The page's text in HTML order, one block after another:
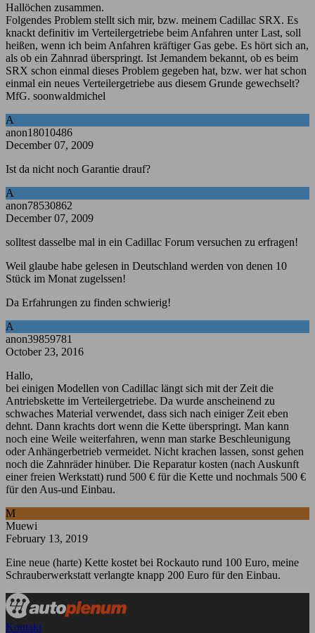
Hallöchen zusammen.
Folgendes Problem stellt sich mir, bzw. meinem Cadillac SRX. Es
knackt definitiv im Verteilergetriebe beim Anfahren unter Last, soll
heißen, wenn ich beim Anfahren kräftiger Gas gebe. Es hört sich an,
als ob ein Zahnrad überspringt. Ist Jemandem bekannt, ob es beim
SRX schon einmal dieses Problem gegeben hat, bzw. wer hat schon
einmal ein neues Verteilergetriebe aus diesem Grunde gewechselt?
MfG. soonwaldmichel
A
anon18010486
December 07, 2009
Ist da nicht noch Garantie drauf?
A
anon78530862
December 07, 2009
solltest dasselbe mal in ein Cadillac Forum versuchen zu erfragen!
Weil glaube habe gelesen in Deutschland werden von denen 10
Stück im Monat zugelssen!
Da Erfahrungen zu finden schwierig!
A
anon39859781
October 23, 2016
Hallo,
bei einigen Modellen von Cadillac längt sich mit der Zeit die
Antriebskette im Verteilergetriebe. Da wurde anscheinend zu
schwaches Material verwendet, dass sich nach einiger Zeit eben
dehnt. Dann krachts dort wenn die Kette überspringt. Man kann
noch eine Weile weiterfahren, wenn man starke Beschleunigung
oder Anhängerbetrieb vermeidet. Nicht krachen lassen, sonst gehen
noch die Zahnräder hinüber. Die Reparatur kosten (nach Auskunft
einer freien Werkstatt) rund 500 € für die Kette und nochmals 500 €
für den Aus-und Einbau.
M
Muewi
February 13, 2019
Eine neue (harte) Kette kostet bei Rockauto rund 100 Euro, meine
Schrauberwerkstatt verlangte knapp 200 Euro für den Einbau.
Kontakt